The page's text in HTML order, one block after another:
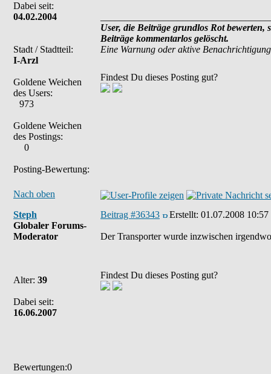
Dabei seit:
04.02.2004
Stadt / Stadtteil:
I-Arzl
Goldene Weichen
des Users:
973
Goldene Weichen
des Postings:
0
Posting-Bewertung:
User, die Beiträge grundlos Rot
Beiträge kommentarlos gelöscht.
Eine Warnung oder aktive
Findest Du dieses Posting gut?
Nach oben
Steph
Globaler Forums-
Moderator
Alter: 39
Dabei seit:
16.06.2007
Bewertungen:0
Beitrag #36343 Erstellt: 01.07.2008 10:57
Der Transporter wurde inzwischen
Findest Du dieses Posting gut?